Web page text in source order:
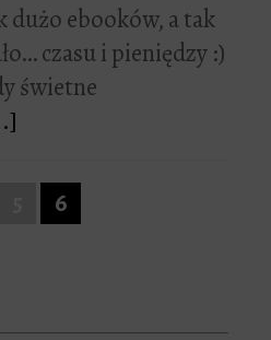
dużo ebooków, a tak
czasu i pieniędzy :)
świetne
6